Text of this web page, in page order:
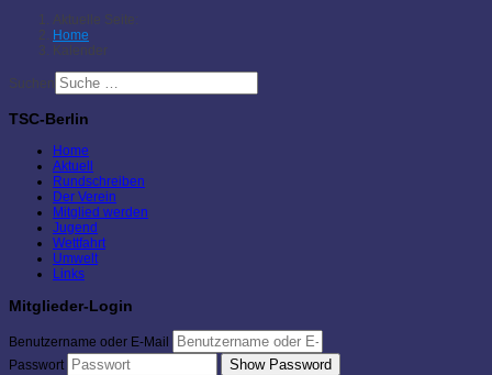
Aktuelle Seite:
Home
Kalender
Suchen
TSC-Berlin
Home
Aktuell
Rundschreiben
Der Verein
Mitglied werden
Jugend
Wettfahrt
Umwelt
Links
Mitglieder-Login
Benutzername oder E-Mail
Passwort
Show Password